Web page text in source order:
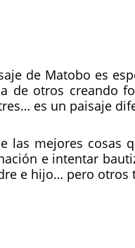
de Matobo es
de otros creando
es un paisaje
las mejores cosas
e intentar
e hijo… pero otros